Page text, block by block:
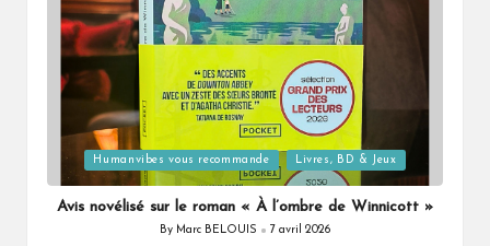
Posted
in
Humanvibes vous recommande Livres, BD & Jeux
Avis novélisé sur le roman « À l’ombre de Winnicott »
Posted
By Marc BELOUIS 7 avril 2026